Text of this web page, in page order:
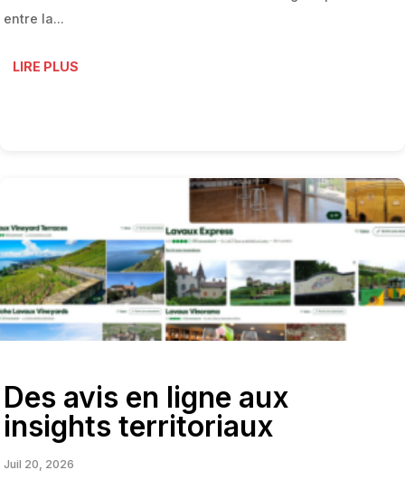
entre la...
LIRE PLUS
Des avis en ligne aux
insights territoriaux
Juil 20, 2026